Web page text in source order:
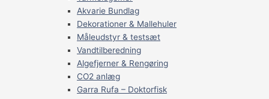
Akvarie Bundlag
Dekorationer & Mallehuler
Måleudstyr & testsæt
Vandtilberedning
Algefjerner & Rengøring
CO2 anlæg
Garra Rufa – Doktorfisk